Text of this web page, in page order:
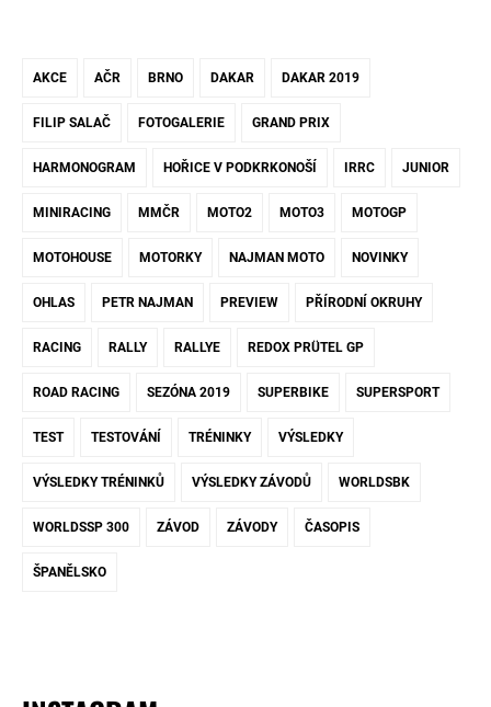
AKCE AČR BRNO DAKAR DAKAR 2019
FILIP SALAČ FOTOGALERIE GRAND PRIX
HARMONOGRAM HOŘICE V PODKRKONOŠÍ IRRC JUNIOR
MINIRACING MMČR MOTO2 MOTO3 MOTOGP
MOTOHOUSE MOTORKY NAJMAN MOTO NOVINKY
OHLAS PETR NAJMAN PREVIEW PŘÍRODNÍ OKRUHY
RACING RALLY RALLYE REDOX PRÜTEL GP
ROAD RACING SEZÓNA 2019 SUPERBIKE SUPERSPORT
TEST TESTOVÁNÍ TRÉNINKY VÝSLEDKY
VÝSLEDKY TRÉNINKŮ VÝSLEDKY ZÁVODŮ WORLDSBK
WORLDSSP 300 ZÁVOD ZÁVODY ČASOPIS
ŠPANĚLSKO